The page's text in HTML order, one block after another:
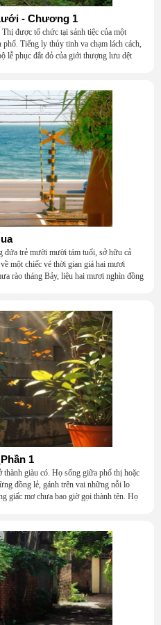
- Chương 1
được tổ chức tại sảnh tiệc của một
Tiếng ly thủy tinh va chạm lách cách,
lễ phục đắt đỏ của giới thượng lưu dệt
trẻ mười mười tám tuổi, sở hữu cả
một chiếc vé thời gian giá hai mươi
rào tháng Bảy, liệu hai mươi nghìn đồng
1
giàu có. Họ sống giữa phố thị hoặc
đồng lẻ, gánh trên vai những nỗi lo
giấc mơ chưa bao giờ gọi thành tên. Họ
nại và một niềm tin cũ kỹ rằng: dẫu
về.